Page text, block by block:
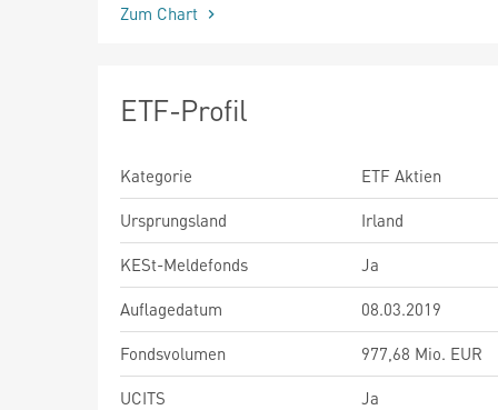
Zum Chart
ETF-Profil
Kategorie
ETF Aktien
Ursprungsland
Irland
KESt-Meldefonds
Ja
Auflagedatum
08.03.2019
Fondsvolumen
977,68 Mio. EUR
UCITS
Ja